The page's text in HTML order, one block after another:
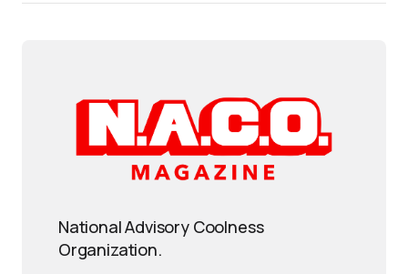
National Advisory Coolness
Organization.